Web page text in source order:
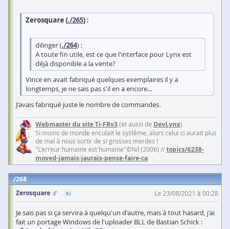
Zerosquare (./265) :
dilinger (./264) :
A toute fin utile, est ce que l'interface pour Lynx est
déjà disponible a la vente?
Vince en avait fabriqué quelques exemplaires il y a
longtemps, je ne sais pas s'il en a encore...
J'avais fabriqué juste le nombre de commandes.
Webmaster du site Ti-FRv3(et aussi de DevLynx)
Si moins de monde enculait le système, alors celui ci aurait plus
de mal à nous sortir de si grosses merdes !
"L'erreur humaine est humaine"©Nil (2006) //topics/6238-
moved-jamais-jaurais-pense-faire-ca
268
Zerosquare
Le 23/08/2021 à 00:28
Je sais pas si ça servira à quelqu'un d'autre, mais à tout hasard, j'ai
fait un portage Windows de l'uploader BLL de Bastian Schick :